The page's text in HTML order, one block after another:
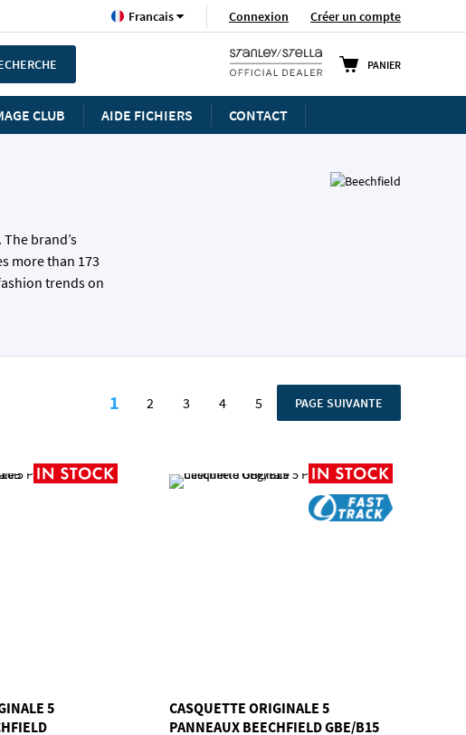
Connexion Créer un compte
Langue Francais
PANIER
CLUB AIDE FICHIERS CONTACT
brand’s
more than 173
trends on
Vous lisez actuellement la page
1 Page
2 Page
3 Page
4 Page
5 PAGE
PAGE SUIVANTE
5
CASQUETTE ORIGINALE 5
PANNEAUX BEECHFIELD GBE/B15